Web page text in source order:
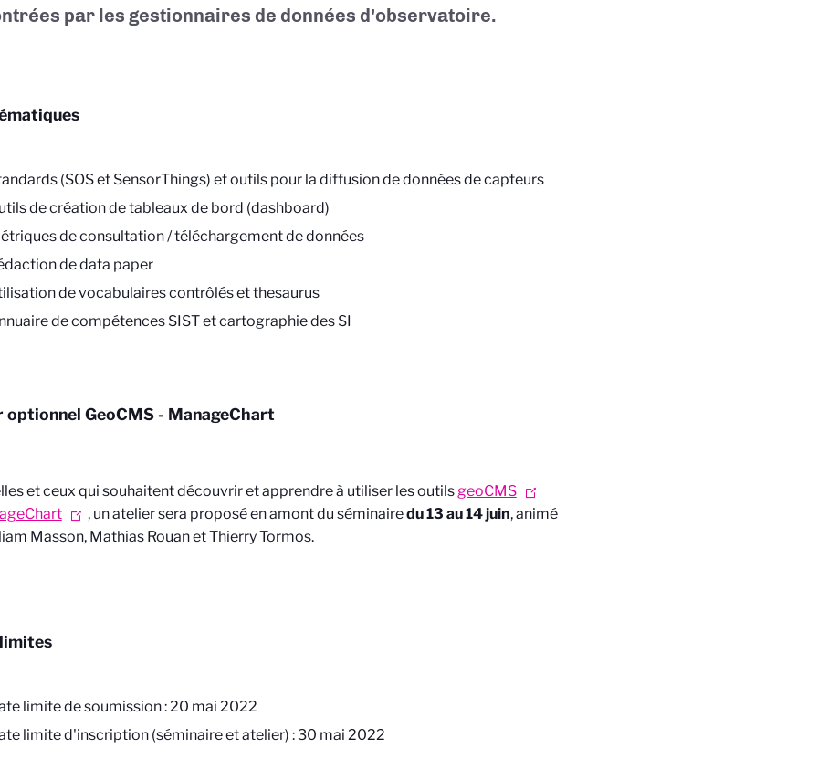
par les gestionnaires de données d'observatoire.
(SOS et SensorThings) et outils pour la diffusion de données de capteurs
de création de tableaux de bord (dashboard)
de consultation / téléchargement de données
de data paper
de vocabulaires contrôlés et thesaurus
de compétences SIST et cartographie des SI
optionnel GeoCMS- ManageChart
et ceux qui souhaitent découvrir et apprendre à utiliser les outilsgeoCMS
, un atelier sera proposé en amont du séminairedu 13 au 14 juin, animé
Masson, Mathias Rouan et Thierry Tormos.
limite de soumission : 20 mai 2022
limite d'inscription (séminaire et atelier) : 30 mai 2022